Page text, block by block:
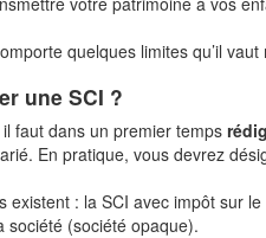
quelques limites qu’il
une SCI ?
faut dans un premier temps
En pratique, vous devrez
existent : la SCI avec impôt sur
société (société opaque).